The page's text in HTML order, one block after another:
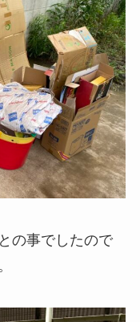
の事でしたので